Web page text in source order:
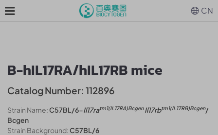
B-hIL17RA/hIL17RB mice
Catalog Number: 112896
Strain Name:C57BL/6-Il17ratm1(IL17RA)BcgenIl17rbtm1(IL17RB)Bcgen/
Bcgen
Strain Background:C57BL/6
CN